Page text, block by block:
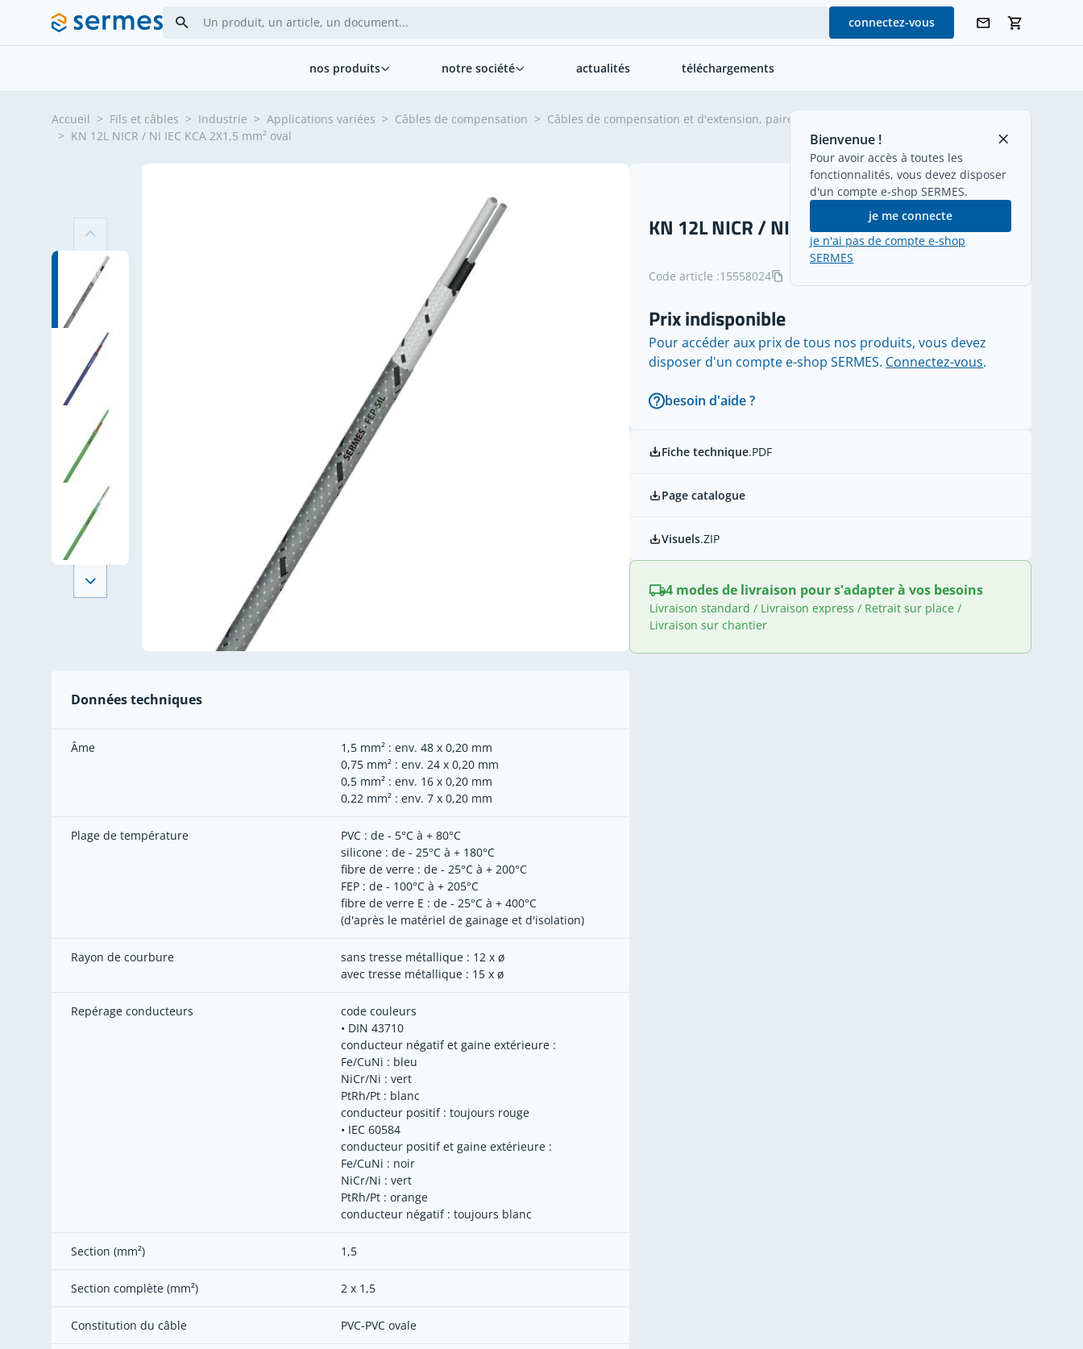
Allez au contenu
connectez-vous
Bienvenue !
Pour avoir accès à toutes les
fonctionnalités, vous devez disposer
d'un compte e-shop SERMES.
je me connecte
je n'ai pas de compte e-shop
SERMES
nos produits notre société actualités téléchargements
Accueil > Fils et câbles > Industrie > Applications variées > Câbles de compensation > Câbles de compensation et d'extension, paires
> KN 12L NICR / NI IEC KCA 2X1,5 mm² oval
Données techniques
Âme
1,5 mm² : env. 48 x 0,20 mm
0,75 mm² : env. 24 x 0,20 mm
0,5 mm² : env. 16 x 0,20 mm
0,22 mm² : env. 7 x 0,20 mm
Plage de température
PVC : de - 5°C à + 80°C
silicone : de - 25°C à + 180°C
fibre de verre : de - 25°C à + 200°C
FEP : de - 100°C à + 205°C
fibre de verre E : de - 25°C à + 400°C
(d'après le matériel de gainage et d'isolation)
Rayon de courbure
sans tresse métallique : 12 x ø
avec tresse métallique : 15 x ø
Repérage conducteurs
code couleurs
• DIN 43710
conducteur négatif et gaine extérieure :
Fe/CuNi : bleu
NiCr/Ni : vert
PtRh/Pt : blanc
conducteur positif : toujours rouge
• IEC 60584
conducteur positif et gaine extérieure :
Fe/CuNi : noir
NiCr/Ni : vert
PtRh/Pt : orange
conducteur négatif : toujours blanc
Section (mm²) 1,5
Section complète (mm²) 2 x 1,5
Constitution du câble PVC-PVC ovale
KN 12L NICR / NI IEC KCA 2X1,5 mm² oval
Code article :15558024
Prix indisponible
Pour accéder aux prix de tous nos produits, vous devez
disposer d'un compte e-shop SERMES. Connectez-vous.
besoin d'aide ?
Fiche technique.PDF
Page catalogue
Visuels.ZIP
4 modes de livraison pour s'adapter à vos besoins
Livraison standard / Livraison express / Retrait sur place /
Livraison sur chantier